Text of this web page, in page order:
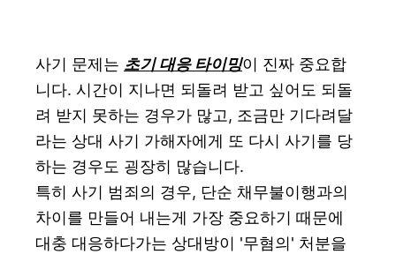
사기 문제는 초기 대응 타이밍이 진짜 중요합
니다. 시간이 지나면 되돌려 받고 싶어도 되돌
려 받지 못하는 경우가 많고, 조금만 기다려달
라는 상대 사기 가해자에게 또 다시 사기를 당
하는 경우도 굉장히 많습니다.
특히 사기 범죄의 경우, 단순 채무불이행과의
차이를 만들어 내는게 가장 중요하기 때문에
대충 대응하다가는 상대방이 '무혐의' 처분을